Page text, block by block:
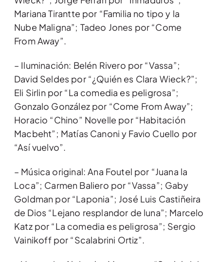
Mariana Tirantte por “Familia no tipo y la
Nube Maligna”; Tadeo Jones por “Come
From Away”.
– Iluminación: Belén Rivero por “Vassa”;
David Seldes por “¿Quién es Clara Wieck?”;
Eli Sirlin por “La comedia es peligrosa”;
Gonzalo González por “Come From Away”;
Horacio “Chino” Novelle por “Habitación
Macbeht”; Matías Canoni y Favio Cuello por
“Así vuelvo”.
– Música original: Ana Foutel por “Juana la
Loca”; Carmen Baliero por “Vassa”; Gaby
Goldman por “Laponia”; José Luis Castiñeira
de Dios “Lejano resplandor de luna”; Marcelo
Katz por “La comedia es peligrosa”; Sergio
Vainikoff por “Scalabrini Ortiz”.